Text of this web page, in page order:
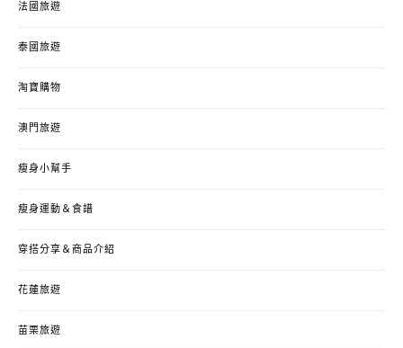
法國旅遊
泰國旅遊
淘寶購物
澳門旅遊
瘦身小幫手
瘦身運動＆食譜
穿搭分享＆商品介紹
花蓮旅遊
苗栗旅遊